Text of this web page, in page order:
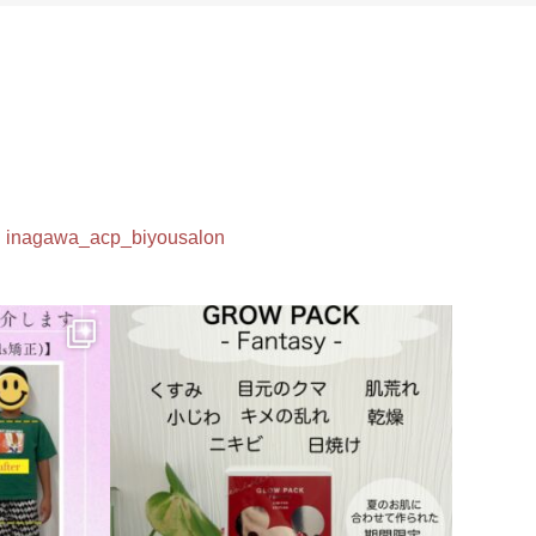
inagawa_acp_biyousalon